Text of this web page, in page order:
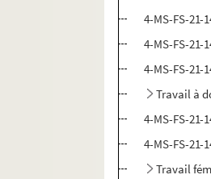
4-MS-FS-21-
4-MS-FS-21-
4-MS-FS-21-
Travail à
4-MS-FS-21-
4-MS-FS-21-
Travail